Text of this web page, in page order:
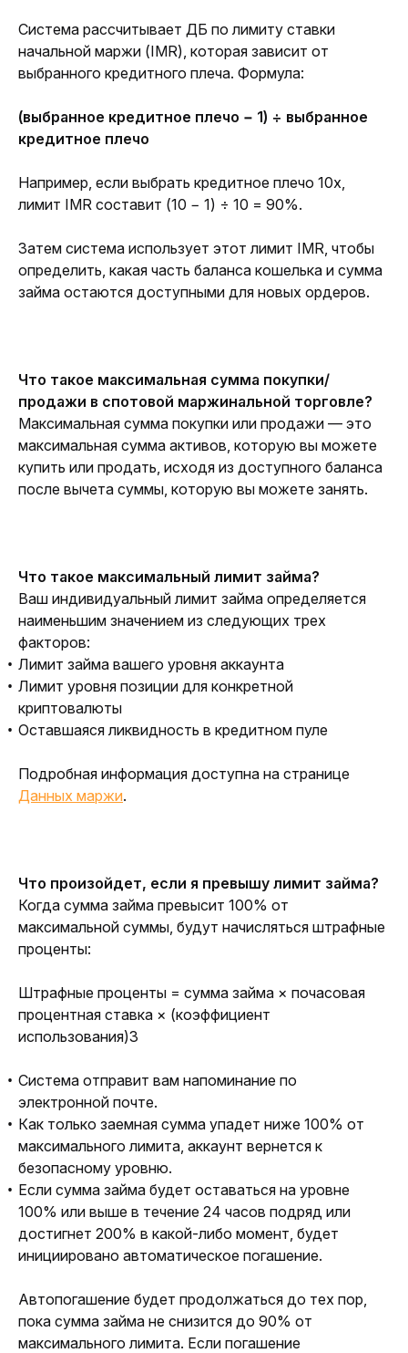
Система рассчитывает ДБ по лимиту ставки
начальной маржи (IMR), которая зависит от
выбранного кредитного плеча. Формула:
(выбранное кредитное плечо − 1) ÷ выбранное
кредитное плечо
Например, если выбрать кредитное плечо 10x,
лимит IMR составит (10 − 1) ÷ 10 = 90%.
Затем система использует этот лимит IMR, чтобы
определить, какая часть баланса кошелька и сумма
займа остаются доступными для новых ордеров.
Что такое максимальная сумма покупки/
продажи в спотовой маржинальной торговле?
Максимальная сумма покупки или продажи — это
максимальная сумма активов, которую вы можете
купить или продать, исходя из доступного баланса
после вычета суммы, которую вы можете занять.
Что такое максимальный лимит займа?
Ваш индивидуальный лимит займа определяется
наименьшим значением из следующих трех
факторов:
Лимит займа вашего уровня аккаунта
Лимит уровня позиции для конкретной
криптовалюты
Оставшаяся ликвидность в кредитном пуле
Данных маржи.
Что произойдет, если я превышу лимит займа?
Когда сумма займа превысит 100% от
максимальной суммы, будут начисляться штрафные
проценты:
Штрафные проценты = сумма займа × почасовая
процентная ставка × (коэффициент
использования)3
Система отправит вам напоминание по
электронной почте.
Как только заемная сумма упадет ниже 100% от
максимального лимита, аккаунт вернется к
безопасному уровню.
Если сумма займа будет оставаться на уровне
100% или выше в течение 24 часов подряд или
достигнет 200% в какой-либо момент, будет
инициировано автоматическое погашение.
Автопогашение будет продолжаться до тех пор,
пока сумма займа не снизится до 90% от
максимального лимита. Если погашение